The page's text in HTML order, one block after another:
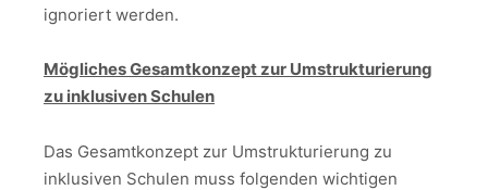
ignoriert werden.
Mögliches Gesamtkonzept zur Umstrukturierung
zu inklusiven Schulen
Das Gesamtkonzept zur Umstrukturierung zu
inklusiven Schulen muss folgenden wichtigen